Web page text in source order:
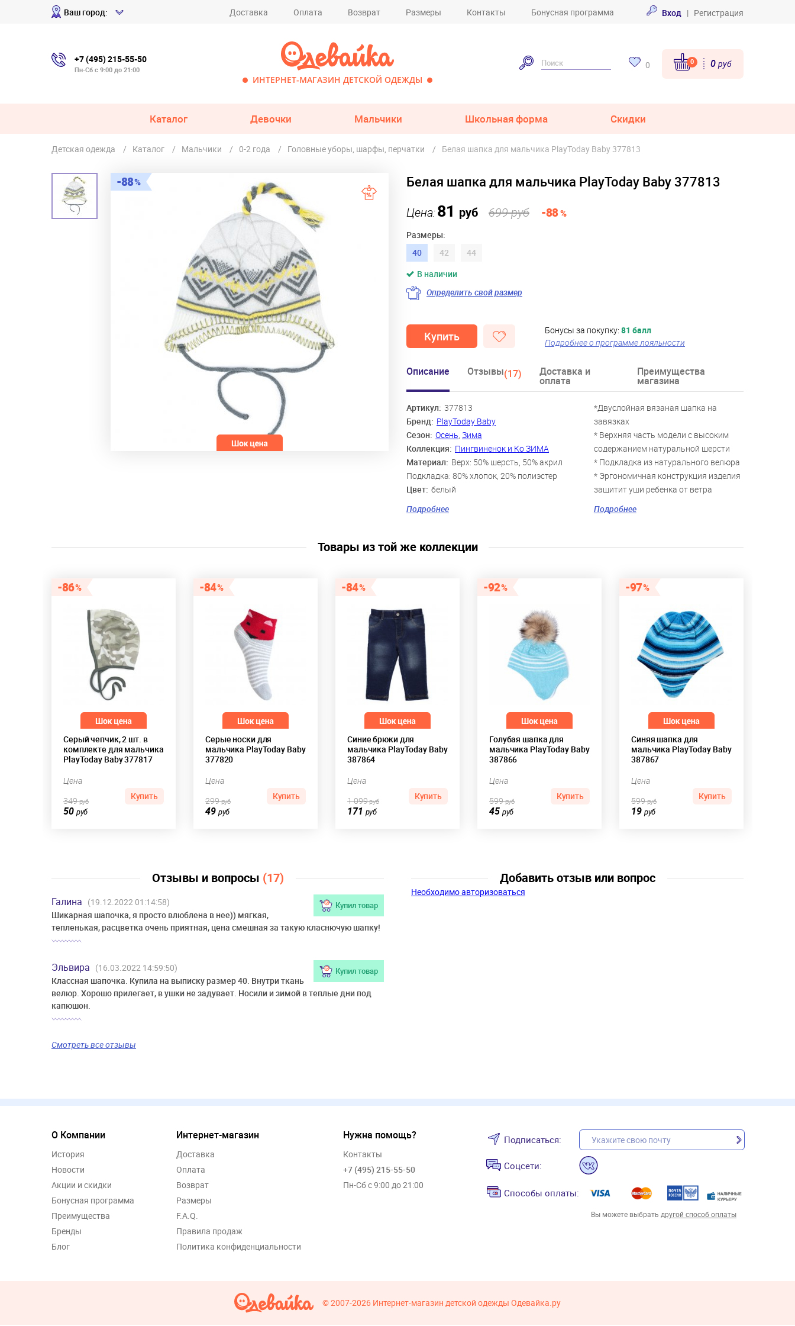
Ваш город: Доставка Оплата Возврат Размеры Контакты Бонусная программа Вход | Регистрация
+7 (495) 215-55-50
Пн-Сб с 9:00 до 21:00
ИНТЕРНЕТ-МАГАЗИН ДЕТСКОЙ ОДЕЖДЫ
0 0 0 руб
Каталог Девочки Мальчики Школьная форма Скидки
Детская одежда Каталог Мальчики 0-2 года Головные уборы, шарфы, перчатки Белая шапка для мальчика PlayToday Baby 377813
88 Белая шапка для мальчика PlayToday Baby 377813
Цена:81 руб 699 руб -88%
Размеры:
40
42
44
В наличии
Определить свой размер
Бонусы за покупку: 81 балл
Подробнее о программе лояльности
Купить
Описание Отзывы(17) Доставка и
оплата
Преимущества
магазина
Артикул: 377813
Бренд: PlayToday Baby
Сезон: Осень, Зима
Коллекция: Пингвиненок и Ко ЗИМА
Материал: Верх: 50% шерсть, 50% акрил
Подкладка: 80% хлопок, 20% полиэстер
Цвет: белый
Скидка:
Пол: Мальчики
Подробнее
*Двуслойная вязаная шапка на
завязках
* Верхняя часть модели с высоким
содержанием натуральной шерсти
* Подкладка из натурального велюра
* Эргономичная конструкция изделия
защитит уши ребенка от ветра
* В качестве декора использован
помпон - кисточка
Подробнее
Товары из той же коллекции
86
Серый чепчик, 2 шт. в
комплекте для мальчика
PlayToday Baby 377817
Цена
50 руб
349руб Купить
84
Серые носки для
мальчика PlayToday Baby
377820
Цена
49 руб
299руб Купить
84
Синие брюки для
мальчика PlayToday Baby
387864
Цена
171 руб
1 099руб Купить
92
Голубая шапка для
мальчика PlayToday Baby
387866
Цена
45 руб
599руб Купить
97
Синяя шапка для
мальчика PlayToday Baby
387867
Цена
19 руб
599руб Купить
Отзывы и вопросы (17)
Галина Купил товар
(19.12.2022 01:14:58)
Шикарная шапочка, я просто влюблена в нее)) мягкая,
тепленькая, расцветка очень приятная, цена смешная за такую класнючую шапку!
Эльвира Купил товар
(16.03.2022 14:59:50)
Классная шапочка. Купила на выписку размер 40. Внутри ткань
велюр. Хорошо прилегает, в ушки не задувает. Носили и зимой в теплые дни под
капюшон.
Смотреть все отзывы
Добавить отзыв или вопрос
Необходимо авторизоваться
О Компании
История
Новости
Акции и скидки
Бонусная программа
Преимущества
Бренды
Блог
Интернет-магазин
Доставка
Оплата
Возврат
Размеры
F.A.Q.
Правила продаж
Политика конфиденциальности
Нужна помощь?
Контакты
+7 (495) 215-55-50
Пн-Сб с 9:00 до 21:00
Подписаться:
Соцсети:
Способы оплаты:
Вы можете выбрать другой способ оплаты
© 2007-2026 Интернет-магазин детской одежды Одевайка.ру